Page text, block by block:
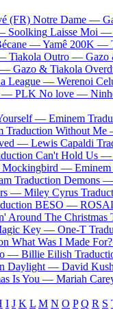
(FR) Notre Dame —
Soolking Laisse Moi —
—Yamê 200K —
Tiakola Outro — Gazo
— Gazo & Tiakola
League — Werenoi
— PLK No love —
— Eminem
Traduction Without
— Lewis Capaldi
Can't Hold Us —
Mockingbird — Eminem
Traduction Demons —
— Miley Cyrus
BESO —
Around The
Key — One-T
What Was I Made
— Billie Eilish
Daylight — David
Is You — Mariah
I J K L M N O P Q R S